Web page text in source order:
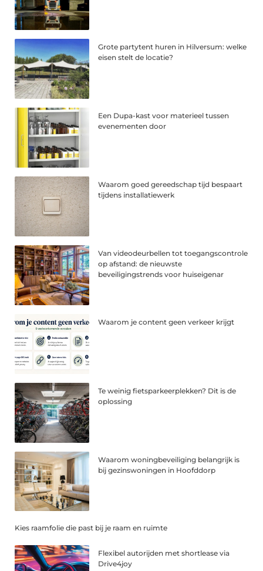
Grote partytent huren in Hilversum: welke
eisen stelt de locatie?
Een Dupa-kast voor materieel tussen
evenementen door
Waarom goed gereedschap tijd bespaart
tijdens installatiewerk
Van videodeurbellen tot toegangscontrole
op afstand: de nieuwste
beveiligingstrends voor huiseigenar
Waarom je content geen verkeer krijgt
Te weinig fietsparkeerplekken? Dit is de
oplossing
Waarom woningbeveiliging belangrijk is
bij gezinswoningen in Hoofddorp
Kies raamfolie die past bij je raam en ruimte
Flexibel autorijden met shortlease via
Drive4joy